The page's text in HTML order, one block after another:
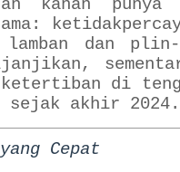
kanan punya
dan plin-
di
sejak akhir 2024.
Cepat